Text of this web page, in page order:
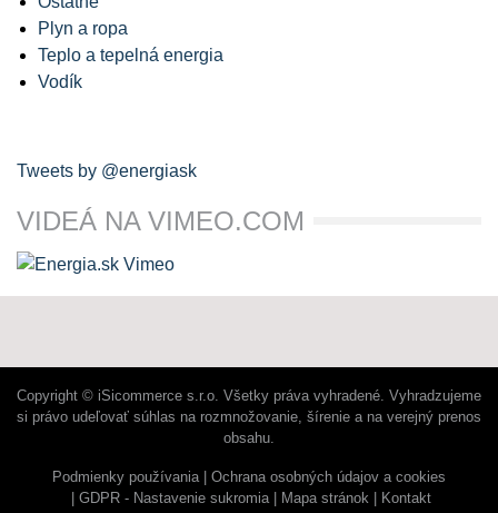
Plyn a ropa
Teplo a tepelná energia
Vodík
Tweets by @energiask
VIDEÁ NA VIMEO.COM
Copyright © iSicommerce s.r.o. Všetky práva vyhradené. Vyhradzujeme
si právo udeľovať súhlas na rozmnožovanie, šírenie a na verejný prenos
obsahu.
Podmienky používania
Ochrana osobných údajov a cookies
GDPR - Nastavenie sukromia
Mapa stránok Kontakt